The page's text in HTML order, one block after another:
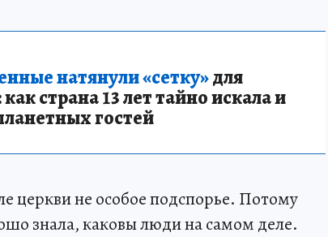
натянули «сетку»для
страна 13 лет тайно искала и
гостей
церкви не особое подспорье. Потому
знала, каковы люди на самом деле.